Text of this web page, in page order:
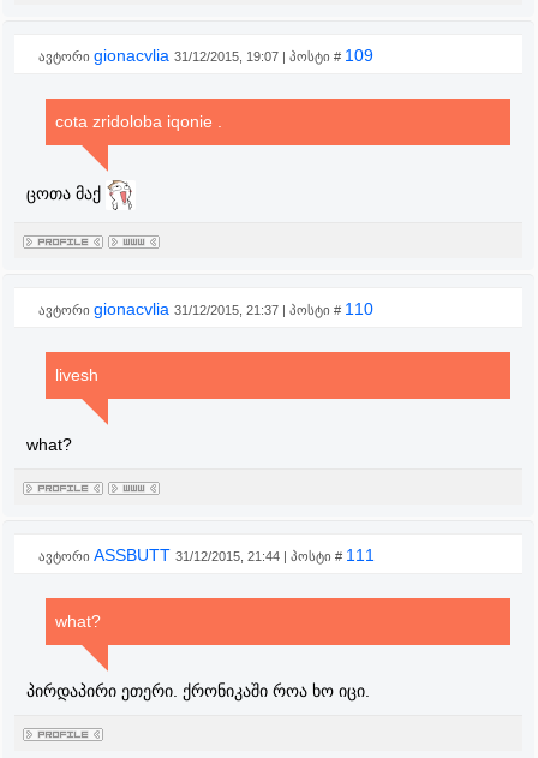
ავტორი gionacvlia 31/12/2015, 19:07 | პოსტი # 109
cota zridoloba iqonie .
ცოთა მაქ
ავტორი gionacvlia 31/12/2015, 21:37 | პოსტი # 110
livesh
what?
ავტორი ASSBUTT 31/12/2015, 21:44 | პოსტი # 111
what?
პირდაპირი ეთერი. ქრონიკაში როა ხო იცი.